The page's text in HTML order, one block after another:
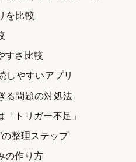
を比較
すさ比較
しやすいアプリ
る問題の対処法
「トリガー不足」
の整理ステップ
の作り方